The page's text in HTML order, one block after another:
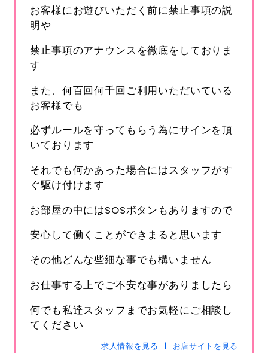
SNSID s-hanabi
24時間365日受付中です
お客様にお遊びいただく前に禁止事項の説
明や
禁止事項のアナウンスを徹底をしておりま
す
また、何百回何千回ご利用いただいている
お客様でも
必ずルールを守ってもらう為にサインを頂
いております
それでも何かあった場合にはスタッフがす
ぐ駆け付けます
お部屋の中にはSOSボタンもありますので
安心して働くことができまると思います
その他どんな些細な事でも構いません
お仕事する上でご不安な事がありましたら
何でも私達スタッフまでお気軽にご相談し
てください
求人情報を見る お店サイトを見る